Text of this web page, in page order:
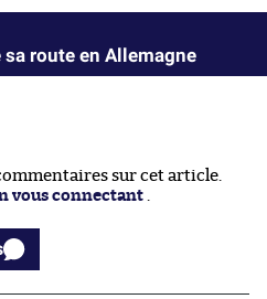
route en Allemagne
sur cet article.
vous connectant .